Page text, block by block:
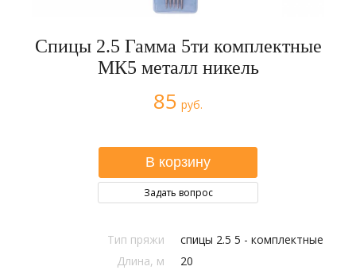
Спицы 2.5 Гамма 5ти комплектные
МК5 металл никель
85 руб.
Задать вопрос
Тип пряжи
спицы 2.5 5 - комплектные
Длина, м
20